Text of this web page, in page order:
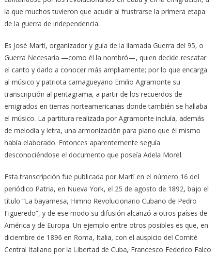
la que muchos tuvieron que acudir al frustrarse la primera etapa
de la guerra de independencia.
Es José Martí, organizador y guía de la llamada Guerra del 95, o
Guerra Necesaria —como él la nombró—, quien decide rescatar
el canto y darlo a conocer más ampliamente; por lo que encarga
al músico y patriota camagüeyano Emilio Agramonte su
transcripción al pentagrama, a partir de los recuerdos de
emigrados en tierras norteamericanas donde también se hallaba
el músico. La partitura realizada por Agramonte incluía, además
de melodía y letra, una armonización para piano que él mismo
había elaborado. Entonces aparentemente seguía
desconociéndose el documento que poseía Adela Morel.
Esta transcripción fue publicada por Martí en el número 16 del
periódico Patria, en Nueva York, el 25 de agosto de 1892, bajo el
título “La bayamesa, Himno Revolucionario Cubano de Pedro
Figueredo”, y de ese modo su difusión alcanzó a otros países de
América y de Europa. Un ejemplo entre otros posibles es que, en
diciembre de 1896 en Roma, Italia, con el auspicio del Comité
Central Italiano por la Libertad de Cuba, Francesco Federico Falco